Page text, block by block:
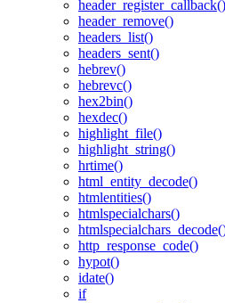
header_register_callback()
header_remove()
headers_list()
headers_sent()
hebrev()
hebrevc()
hex2bin()
hexdec()
highlight_file()
highlight_string()
hrtime()
html_entity_decode()
htmlentities()
htmlspecialchars()
http_response_code()
hypot()
idate()
if